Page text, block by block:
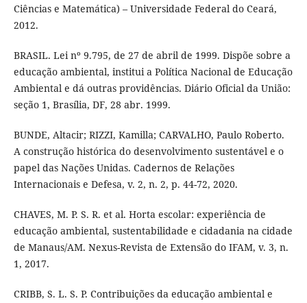
Ciências e Matemática) – Universidade Federal do Ceará,
2012.
BRASIL. Lei nº 9.795, de 27 de abril de 1999. Dispõe sobre a
educação ambiental, institui a Política Nacional de Educação
Ambiental e dá outras providências. Diário Oficial da União:
seção 1, Brasília, DF, 28 abr. 1999.
BUNDE, Altacir; RIZZI, Kamilla; CARVALHO, Paulo Roberto.
A construção histórica do desenvolvimento sustentável e o
papel das Nações Unidas. Cadernos de Relações
Internacionais e Defesa, v. 2, n. 2, p. 44-72, 2020.
CHAVES, M. P. S. R. et al. Horta escolar: experiência de
educação ambiental, sustentabilidade e cidadania na cidade
de Manaus/AM. Nexus-Revista de Extensão do IFAM, v. 3, n.
1, 2017.
CRIBB, S. L. S. P. Contribuições da educação ambiental e